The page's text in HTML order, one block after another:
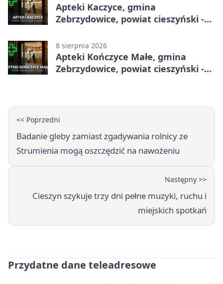
Apteki Kaczyce, gmina
Zebrzydowice, powiat cieszyński -
8 sierpnia 2026
Apteki Kończyce Małe, gmina
Zebrzydowice, powiat cieszyński -
<< Poprzedni
Badanie gleby zamiast zgadywania rolnicy ze
Strumienia mogą oszczędzić na nawożeniu
Następny >>
Cieszyn szykuje trzy dni pełne muzyki, ruchu i
miejskich spotkań
Przydatne dane teleadresowe